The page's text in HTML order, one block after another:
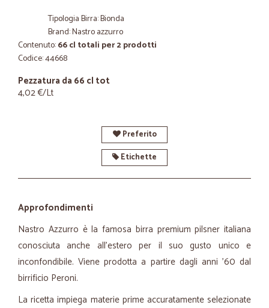
Tipologia Birra: Bionda
Brand: Nastro azzurro
Contenuto:66 cl totali per 2 prodotti
Codice: 44668
Pezzatura da 66 cl tot
4,02 €/Lt
Preferito
Etichette
Approfondimenti
Nastro Azzurro è la famosa birra premium pilsner italiana
conosciuta anche all'estero per il suo gusto unico e
inconfondibile. Viene prodotta a partire dagli anni '60 dal
birrificio Peroni.
La ricetta impiega materie prime accuratamente selezionate